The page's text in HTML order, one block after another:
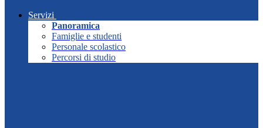
Servizi
Panoramica
Famiglie e studenti
Personale scolastico
Percorsi di studio